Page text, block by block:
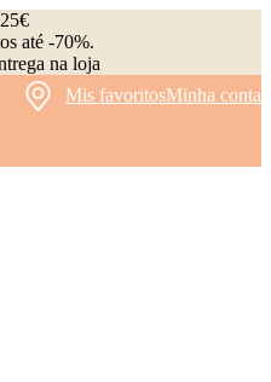
até -70%.
na loja
Mis favoritosMinha conta